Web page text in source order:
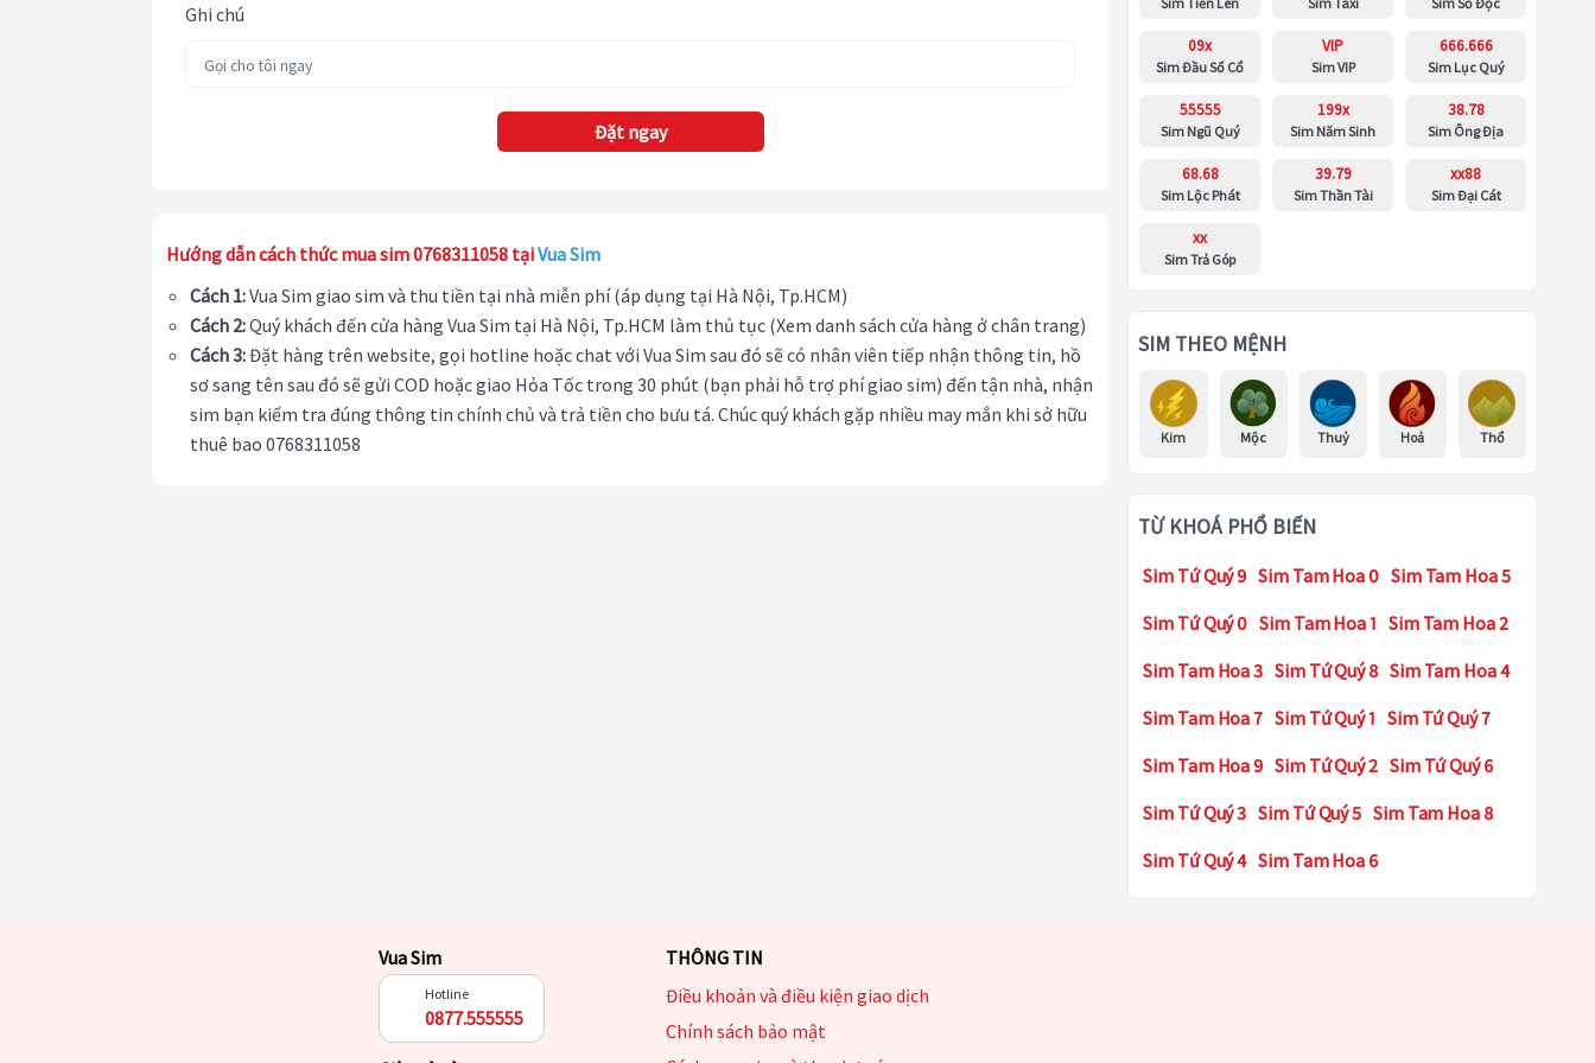
Ghi chú
Đặt ngay
Hướng dẫn cách thức mua sim 0768311058 tạiVua Sim
Cách 1:Vua Sim giao sim và thu tiền tại nhà miễn phí (áp dụng tại Hà Nội, Tp.HCM)
Cách 2:Quý khách đến cửa hàng Vua Sim tại Hà Nội, Tp.HCM làm thủ tục (Xem danh sách cửa hàng ở chân trang)
Cách 3:Đặt hàng trên website, gọi hotline hoặc chat với Vua Sim sau đó sẽ có nhân viên tiếp nhận thông tin, hồ
sơ sang tên sau đó sẽ gửi COD hoặc giao Hỏa Tốc trong 30 phút (bạn phải hỗ trợ phí giao sim) đến tận nhà, nhận
sim bạn kiểm tra đúng thông tin chính chủ và trả tiền cho bưu tá. Chúc quý khách gặp nhiều may mắn khi sở hữu
thuê bao 0768311058
09x
Sim Đầu Số Cổ
VIP
Sim VIP
666.666
Sim Lục Quý
55555
Sim Ngũ Quý
199x
Sim Năm Sinh
38.78
Sim Ông Địa
68.68
Sim Lộc Phát
39.79
Sim Thần Tài
xx88
Sim Đại Cát
xx
Sim Trả Góp
SIM THEO MỆNH
Kim Mộc Thuỷ Hoả Thổ
TỪ KHOÁ PHỔ BIẾN
Sim Tứ Quý 9 Sim Tam Hoa 0 Sim Tam Hoa 5
Sim Tứ Quý 0 Sim Tam Hoa 1 Sim Tam Hoa 2
Sim Tam Hoa 3 Sim Tứ Quý 8 Sim Tam Hoa 4
Sim Tam Hoa 7 Sim Tứ Quý 1 Sim Tứ Quý 7
Sim Tam Hoa 9 Sim Tứ Quý 2 Sim Tứ Quý 6
Sim Tứ Quý 3 Sim Tứ Quý 5 Sim Tam Hoa 8
Sim Tứ Quý 4 Sim Tam Hoa 6
Vua Sim
Hotline
0877.555555
THÔNG TIN
Điều khoản và điều kiện giao dịch
Chính sách bảo mật